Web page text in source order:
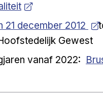
21 december 2012
Gewest
vanaf 2022: